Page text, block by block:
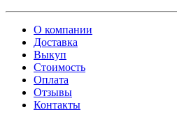
О компании
Доставка
Выкуп
Стоимость
Оплата
Отзывы
Контакты